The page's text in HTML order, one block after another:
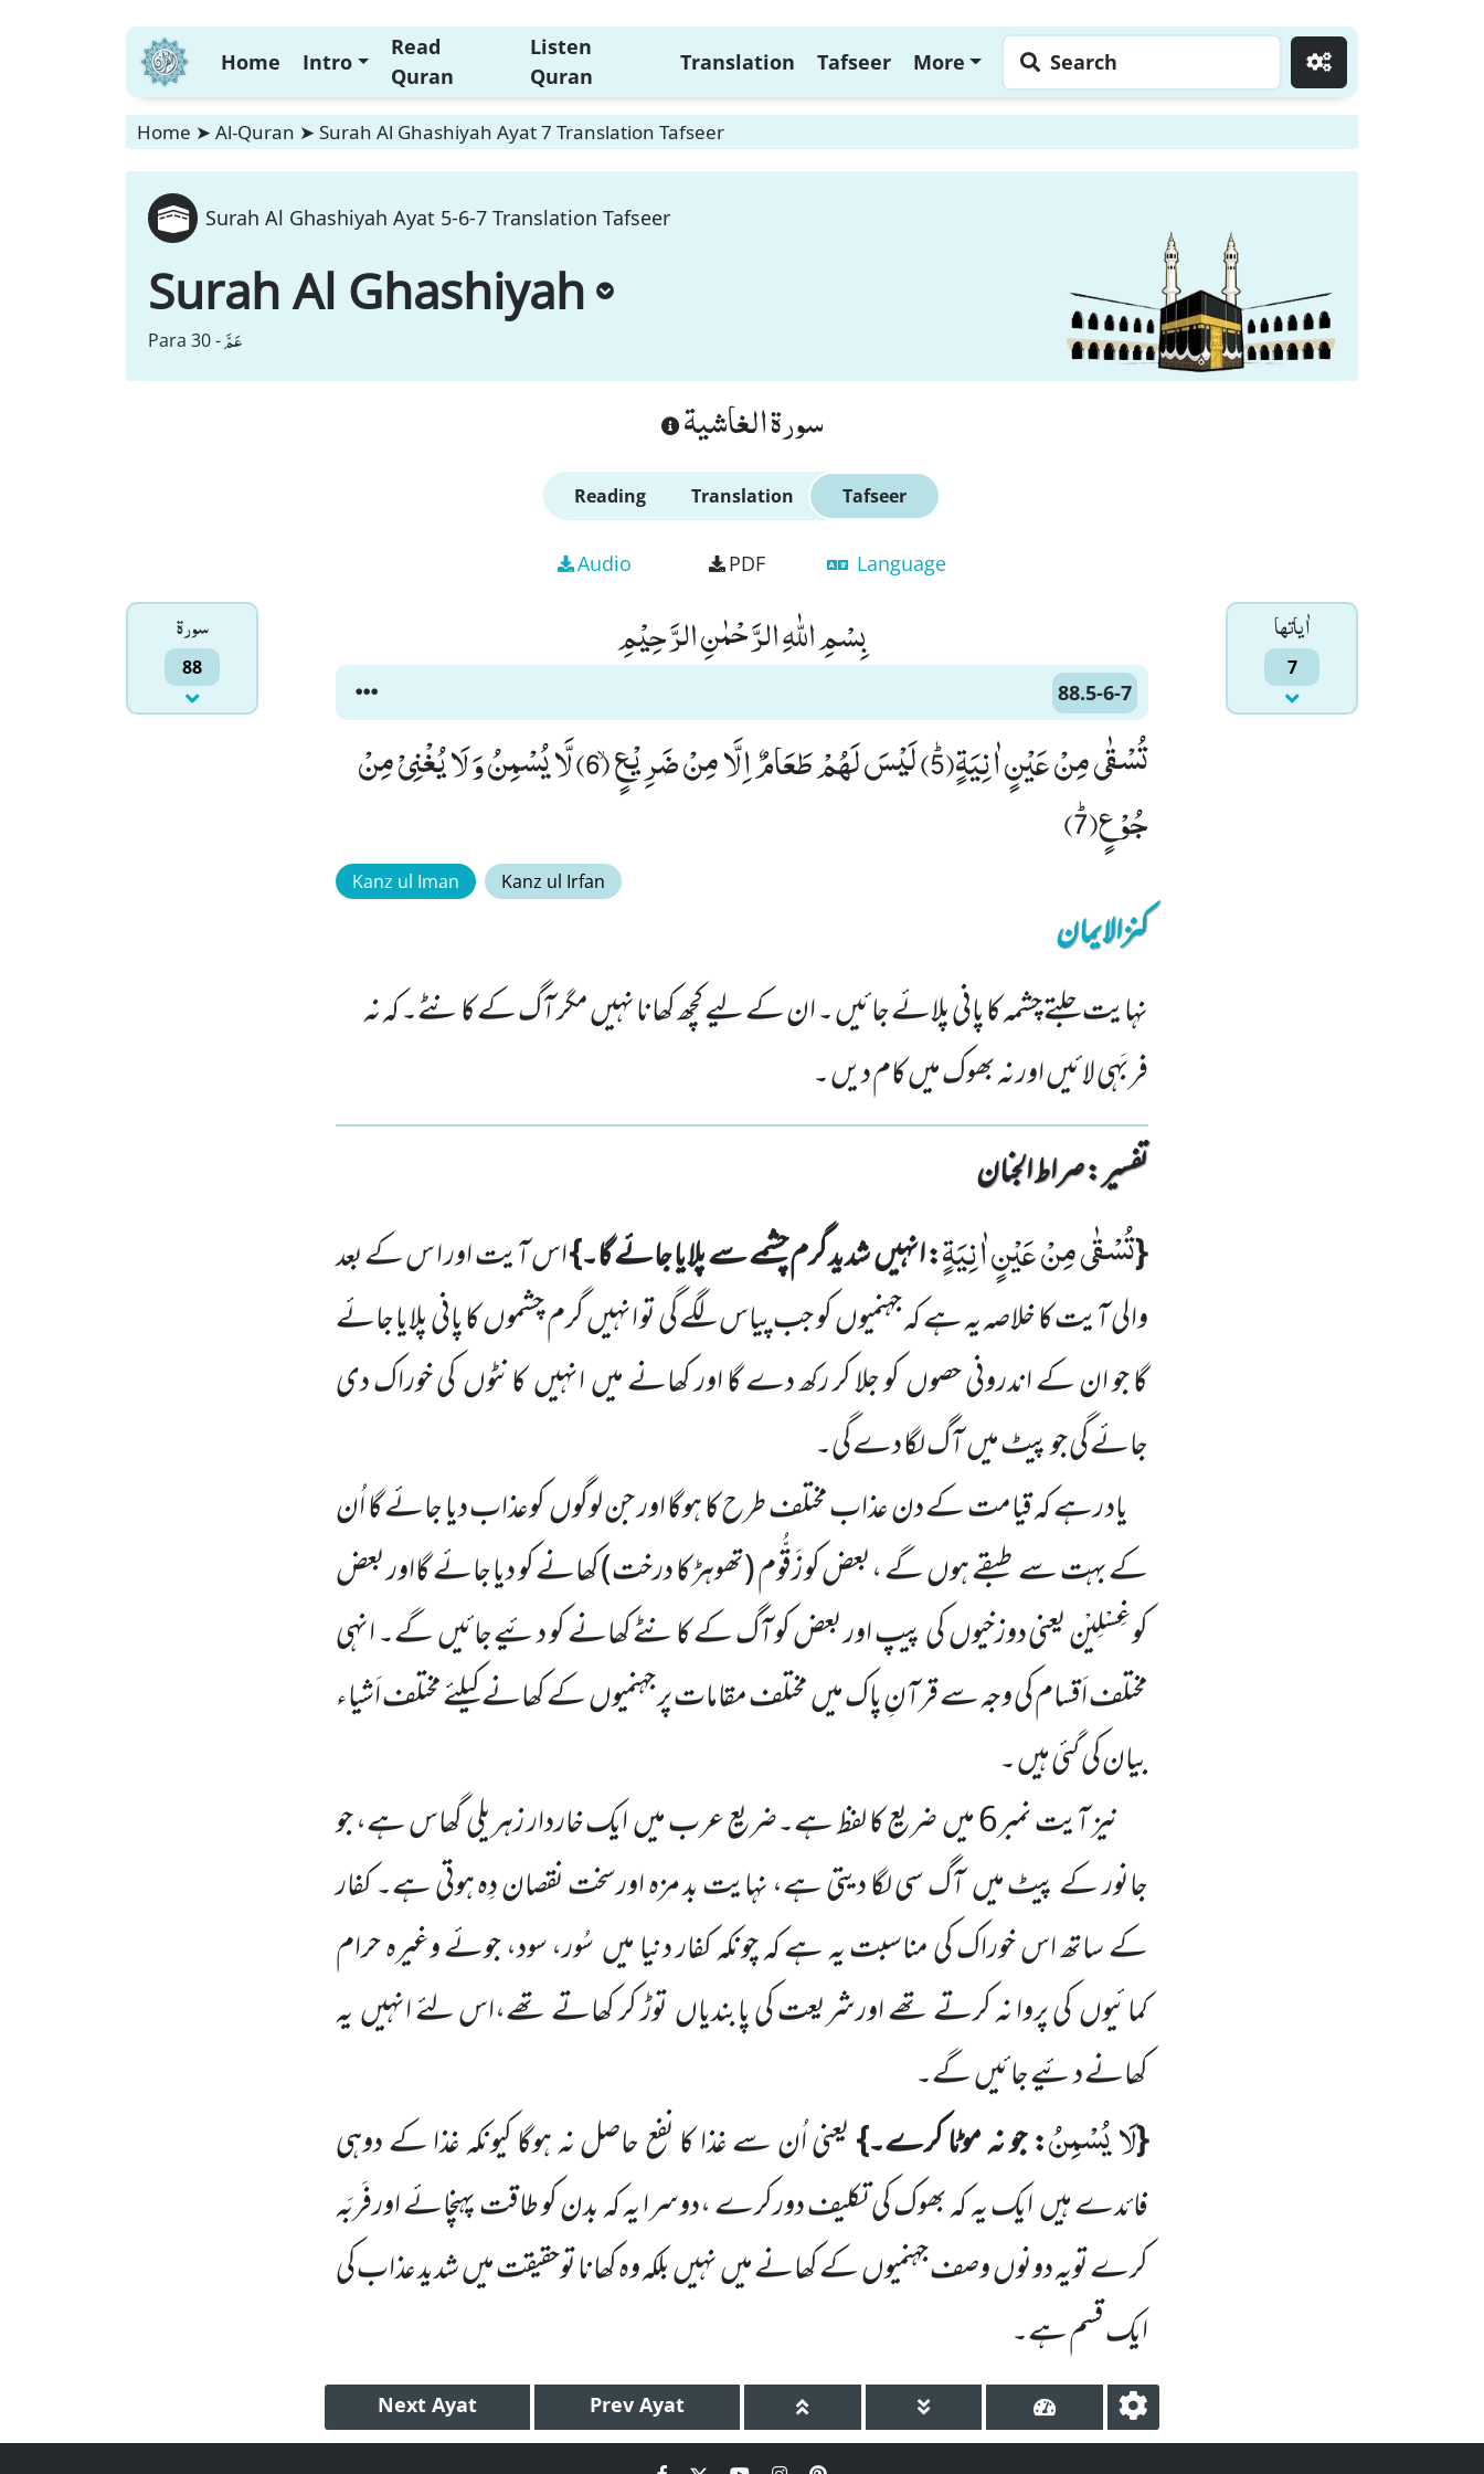
Home Intro
Read
Quran
Listen
Quran
Translation Tafseer More Search
Home ➤ Al-Quran ➤ Surah Al Ghashiyah Ayat 7 Translation Tafseer
Surah Al Ghashiyah Ayat 5-6-7 Translation Tafseer
Surah Al Ghashiyah
Para 30 -عَمَّ
سورة الغاشية
Reading Translation Tafseer
Audio PDF Language
سورۃ
88
اٰياتها
7
بِسْمِ اللّٰهِ الرَّحْمٰنِ الرَّحِیْمِ
88.5-6-7
تُسْقٰى مِنْ عَیْنٍ اٰنِیَةٍﭤ(5) لَیْسَ لَهُمْ طَعَامٌ اِلَّا مِنْ ضَرِیْعٍۙ (6) لَّا یُسْمِنُ وَ لَا یُغْنِیْ مِنْ
جُوْ عٍﭤ(7)
Kanz ul Iman Kanz ul Irfan
کنزالایمان
نہایت جلتے چشمہ کا پانی پلائے جائیں ۔ ان کے لیے کچھ کھانا نہیں مگر آگ کے کانٹے۔ کہ نہ
فربَہی لائیں اور نہ بھوک میں کام دیں ۔
تفسیر : ‎صراط الجنان
{تُسْقٰى مِنْ عَیْنٍ اٰنِیَةٍ: انہیںشدید گرم چشمےسے پلایا جائے گا۔}اس آیت اور ا س کے بعد
والی آیت کا خلاصہ یہہے کہ جہنمیوںکو جب پیاس لگے گی تو انہیںگرم چشموںکا پانی پلایا جائے
گا جو ان کے اندرونی حصوںکو جلا کر رکھ دے گا اور کھانے میںانہیںکانٹوںکی خوراک دی
جائے گی جو پیٹ میںآگ لگا دے گی۔
یاد رہے کہ قیامت کے دن عذاب مختلف طرح کا ہوگا اور جن لوگوںکوعذاب دیا جائے گا اُن
کے بہت سے طبقے ہوںگے ،بعض کو زَقُّوم(تھوہڑ کا درخت)کھانے کو دیا جائے گااور بعض
کوغِسْلِیْن یعنی دوزخیوںکی پیپ اور بعض کو آگ کے کانٹے کھانے کو دئیے جائیںگے۔ انہی
مختلف اَقسام کی وجہ سے قرآنِ پاک میںمختلف مقامات پر جہنمیوںکے کھانے کیلئے مختلف اَشیاء
بیان کی گئی ہیں ۔
نیز آیت نمبر6میںضریع کا لفظ ہے۔ضریع عرب میںایک خاردار زہریلی گھاس ہے، جو
جانور کے پیٹ میںآگ سی لگا دیتی ہے، نہایت بد مزہ اورسخت نقصان دِہ ہوتی ہے۔ کفار
کے ساتھ اس خوراک کی مناسبت یہ ہے کہ چونکہ کفار دنیا میںسُور، سود، جوئے وغیرہ حرام
کمائیوںکی پروا نہ کرتے تھے اورشریعت کی پابندیاںتوڑ کر کھاتے تھے،اس لئے انہیںیہ
کھانے دئیے جائیںگے۔
{لَا یُسْمِنُ: جو نہ موٹا کرے۔}یعنی اُن سے غذا کا نفع حاصل نہ ہوگا کیونکہ غذا کے دوہی
فائدے ہیںایک یہ کہ بھوک کی تکلیف دورکرے ،دوسرا یہ کہ بدن کو طاقت پہنچائے اورفَربَہ
کرے تویہ دونوںوصف جہنمیوںکے کھانے میںنہیںبلکہ وہ کھانا توحقیقت میںشدید عذاب کی
ایک قسم ہے۔
Next Ayat Prev Ayat